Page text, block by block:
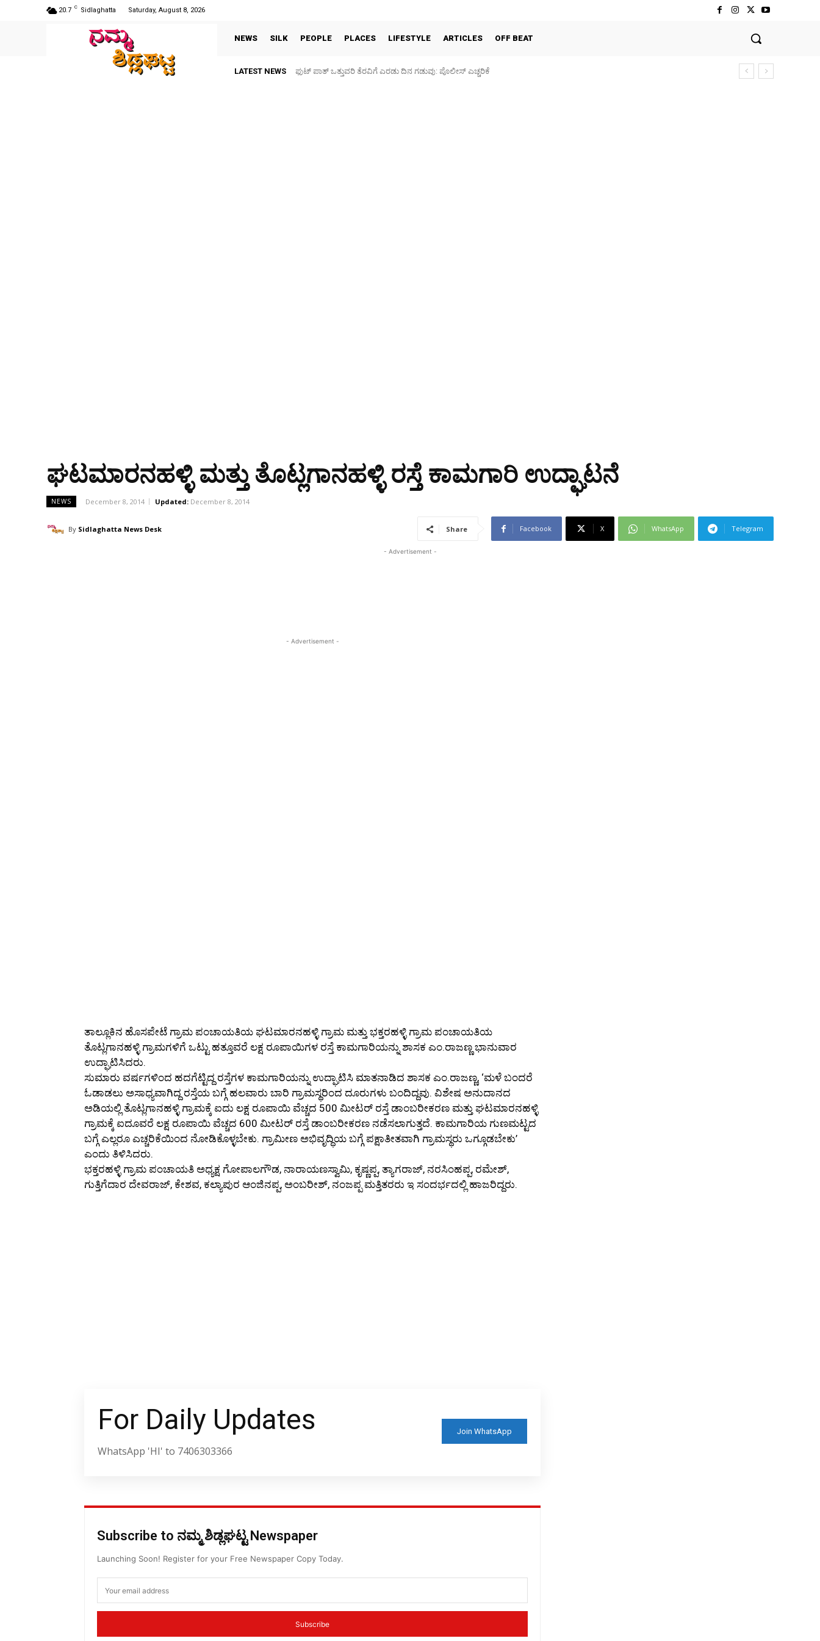
20.7 C Sidlaghatta Saturday, August 8, 2026
NEWS SILK PEOPLE PLACES LIFESTYLE ARTICLES OFF BEAT
LATEST NEWSಫುಟ್‌ ಪಾತ್ ಒತ್ತುವರಿ ತೆರವಿಗೆ ಎರಡು ದಿನ ಗಡುವು: ಪೊಲೀಸ್ ಎಚ್ಚರಿಕೆ
ಪಶು ಆರೋಗ್ಯ ತಪಾಸಣೆ ಶಿಬಿರ: ಕೃಷಿ ವಿದ್ಯಾರ್ಥಿಗಳಿಂದ ಉಚಿತ ಚಿಕಿತ್ಸೆ
ಘಟಮಾರನಹಳ್ಳಿ ಮತ್ತು ತೊಟ್ಲಗಾನಹಳ್ಳಿ ರಸ್ತೆ ಕಾಮಗಾರಿ ಉದ್ಘಾಟನೆ
NEWS December 8, 2014 Updated: December 8, 2014
By Sidlaghatta News Desk Share Facebook X WhatsApp Telegram
- Advertisement -
- Advertisement -
ತಾಲ್ಲೂಕಿನ ಹೊಸಪೇಟೆ ಗ್ರಾಮ ಪಂಚಾಯತಿಯ ಘಟಮಾರನಹಳ್ಳಿ ಗ್ರಾಮ ಮತ್ತು ಭಕ್ತರಹಳ್ಳಿ ಗ್ರಾಮ ಪಂಚಾಯತಿಯ
ತೊಟ್ಲಗಾನಹಳ್ಳಿ ಗ್ರಾಮಗಳಿಗೆ ಒಟ್ಟು ಹತ್ತೂವರೆ ಲಕ್ಷ ರೂಪಾಯಿಗಳ ರಸ್ತೆ ಕಾಮಗಾರಿಯನ್ನು ಶಾಸಕ ಎಂ.ರಾಜಣ್ಣ ಭಾನುವಾರ
ಉದ್ಘಾಟಿಸಿದರು.
ಸುಮಾರು ವರ್ಷಗಳಿಂದ ಹದಗೆಟ್ಟಿದ್ದ ರಸ್ತೆಗಳ ಕಾಮಗಾರಿಯನ್ನು ಉದ್ಘಾಟಿಸಿ ಮಾತನಾಡಿದ ಶಾಸಕ ಎಂ.ರಾಜಣ್ಣ, ‘ಮಳೆ ಬಂದರೆ
ಓಡಾಡಲು ಅಸಾಧ್ಯವಾಗಿದ್ದ ರಸ್ತೆಯ ಬಗ್ಗೆ ಹಲವಾರು ಬಾರಿ ಗ್ರಾಮಸ್ಥರಿಂದ ದೂರುಗಳು ಬಂದಿದ್ದವು. ವಿಶೇಷ ಅನುದಾನದ
ಅಡಿಯಲ್ಲಿ ತೊಟ್ಲಗಾನಹಳ್ಳಿ ಗ್ರಾಮಕ್ಕೆ ಐದು ಲಕ್ಷ ರೂಪಾಯಿ ವೆಚ್ಚದ 500 ಮೀಟರ್ ರಸ್ತೆ ಡಾಂಬರೀಕರಣ ಮತ್ತು ಘಟಮಾರನಹಳ್ಳಿ
ಗ್ರಾಮಕ್ಕೆ ಐದೂವರೆ ಲಕ್ಷ ರೂಪಾಯಿ ವೆಚ್ಚದ 600 ಮೀಟರ್ ರಸ್ತೆ ಡಾಂಬರೀಕರಣ ನಡೆಸಲಾಗುತ್ತದೆ. ಕಾಮಗಾರಿಯ ಗುಣಮಟ್ಟದ
ಬಗ್ಗೆ ಎಲ್ಲರೂ ಎಚ್ಚರಿಕೆಯಿಂದ ನೋಡಿಕೊಳ್ಳಬೇಕು. ಗ್ರಾಮೀಣ ಅಭಿವೃದ್ಧಿಯ ಬಗ್ಗೆ ಪಕ್ಷಾತೀತವಾಗಿ ಗ್ರಾಮಸ್ಥರು ಒಗ್ಗೂಡಬೇಕು’
ಎಂದು ತಿಳಿಸಿದರು.
ಭಕ್ತರಹಳ್ಳಿ ಗ್ರಾಮ ಪಂಚಾಯತಿ ಅಧ್ಯಕ್ಷ ಗೋಪಾಲಗೌಡ, ನಾರಾಯಣಸ್ವಾಮಿ, ಕೃಷ್ಣಪ್ಪ, ತ್ಯಾಗರಾಜ್, ನರಸಿಂಹಪ್ಪ, ರಮೇಶ್,
ಗುತ್ತಿಗೆದಾರ ದೇವರಾಜ್, ಕೇಶವ, ಕಲ್ಯಾಪುರ ಆಂಜಿನಪ್ಪ, ಅಂಬರೀಶ್, ನಂಜಪ್ಪ ಮತ್ತಿತರರು ಇ ಸಂದರ್ಭದಲ್ಲಿ ಹಾಜರಿದ್ದರು.
For Daily Updates
WhatsApp 'HI' to 7406303366
Join WhatsApp
Subscribe to ನಮ್ಮ ಶಿಡ್ಲಘಟ್ಟ Newspaper
Launching Soon! Register for your Free Newspaper Copy Today.
Subscribe